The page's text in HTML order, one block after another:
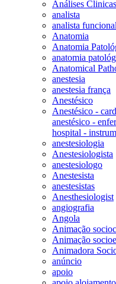
Análises
analista
analista funcional
Anatomia
Anatomia
anatomia
Anatomical
anestesia
anestesia frança
Anestésico
Anestésico -
anestésico -
hospital -
anestesiologia
Anestesiologista
anestesiologo
Anestesista
anestesistas
Anesthesiologist
angiografia
Angola
Animação
Animação
Animadora
anúncio
apoio